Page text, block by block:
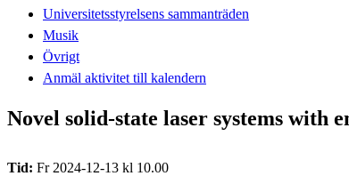
Universitetsstyrelsens sammanträden
Musik
Övrigt
Anmäl aktivitet till kalendern
Novel solid-state laser systems with
Tid: Fr 2024-12-13 kl 10.00